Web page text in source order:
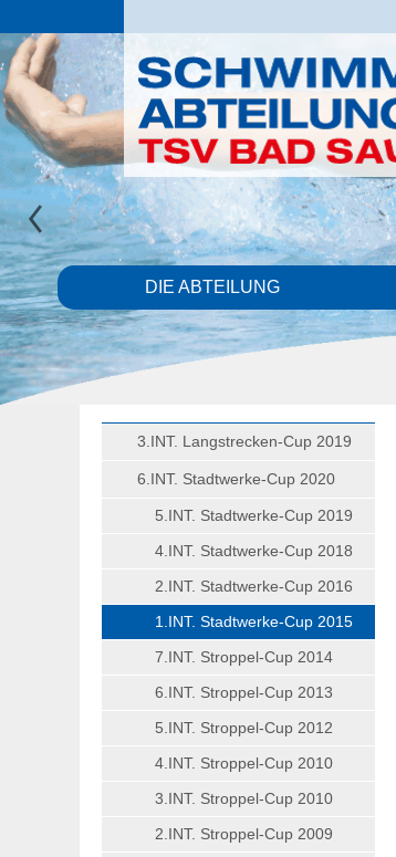
DIE ABTEILUNG
3.INT. Langstrecken-Cup 2019
6.INT. Stadtwerke-Cup 2020
5.INT. Stadtwerke-Cup 2019
4.INT. Stadtwerke-Cup 2018
2.INT. Stadtwerke-Cup 2016
1.INT. Stadtwerke-Cup 2015
7.INT. Stroppel-Cup 2014
6.INT. Stroppel-Cup 2013
5.INT. Stroppel-Cup 2012
4.INT. Stroppel-Cup 2010
3.INT. Stroppel-Cup 2010
2.INT. Stroppel-Cup 2009